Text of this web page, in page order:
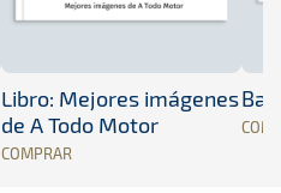
Libro: Mejores imágenes
de A Todo Motor
COMPRAR